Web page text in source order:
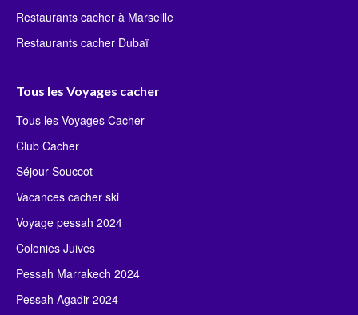
Restaurants cacher à Marseille
Restaurants cacher Dubaï
Tous les Voyages cacher
Tous les Voyages Cacher
Club Cacher
Séjour Souccot
Vacances cacher ski
Voyage pessah 2024
Colonies Juives
Pessah Marrakech 2024
Pessah Agadir 2024